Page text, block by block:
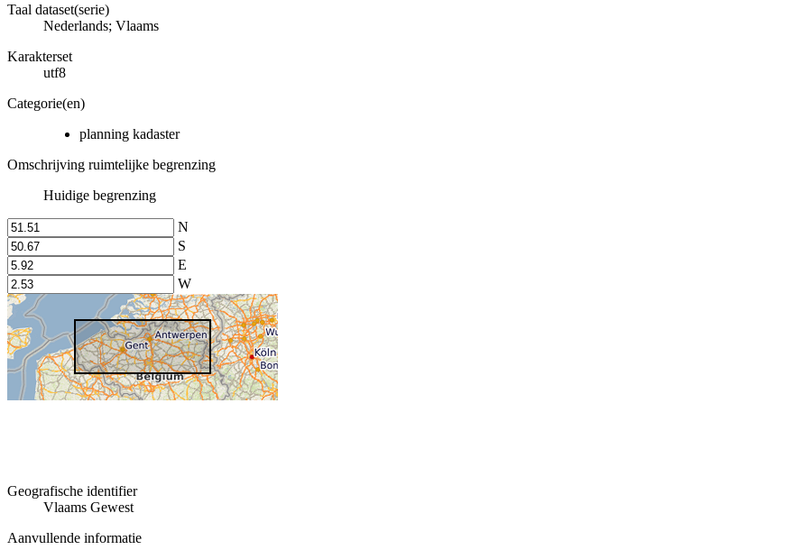
Taal dataset(serie)
Nederlands; Vlaams
Karakterset
utf8
Categorie(en)
planning kadaster
Omschrijving ruimtelijke begrenzing
Huidige begrenzing
N
S
E
W
Geografische identifier
Vlaams Gewest
Aanvullende informatie